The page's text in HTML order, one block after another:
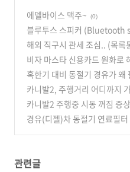
에델바이스 맥주~
(0)
블루투스 스피커 (Bluetooth
구 완료~ TDK A34 (amazon)
해외 직구시 관세 조심.. (목록
일반통관 15만원까지 무관세)
비자 마스타 신용카드 원화로
짜증..
(0)
혹한기 대비 동절기 경유가 왜
좋은지? (겨울철 경유 / 디젤)
카니발2, 주행거리 어디까지
에서 20km 이상의 주행거리들
카니발2 주행중 시동 꺼짐 증
(3)
경유(디젤)차 동절기 연료필
관련글